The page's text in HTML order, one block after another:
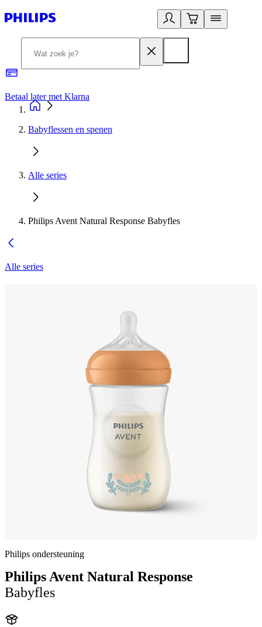
Betaal later met Klarna
Babyflessen en spenen
Alle series
Philips Avent Natural Response Babyfles
Alle series
Philips ondersteuning
Philips Avent Natural Response
Babyfles